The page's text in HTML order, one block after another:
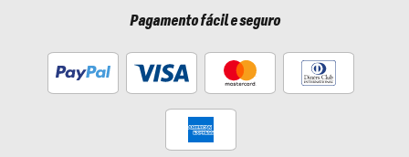
Pagamento fácil e seguro